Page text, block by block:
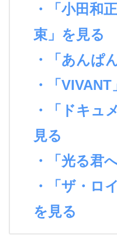
・「小田和
束」を見る
・「あんぱ
・「
・「ドキュ
見る
・「光る君
・「ザ・ロ
を見る